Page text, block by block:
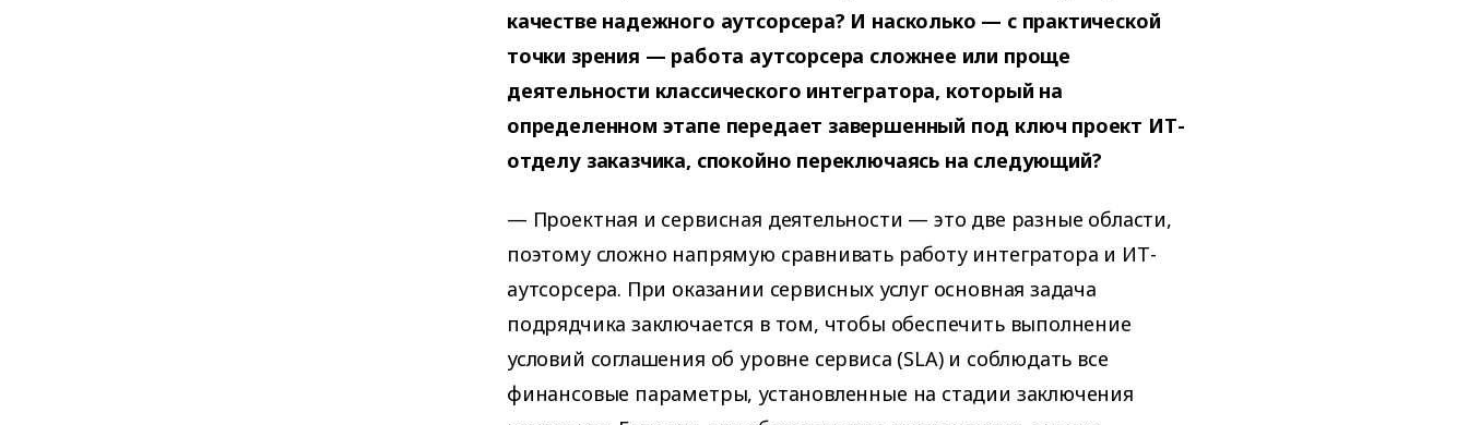
качестве надежного аутсорсера? И насколько — с практической
точки зрения — работа аутсорсера сложнее или проще
деятельности классического интегратора, который на
определенном этапе передает завершенный под ключ проект ИТ-
отделу заказчика, спокойно переключаясь на следующий?
— Проектная и сервисная деятельности — это две разные области,
поэтому сложно напрямую сравнивать работу интегратора и ИТ-
аутсорсера. При оказании сервисных услуг основная задача
подрядчика заключается в том, чтобы обеспечить выполнение
условий соглашения об уровне сервиса (SLA) и соблюдать все
финансовые параметры, установленные на стадии заключения